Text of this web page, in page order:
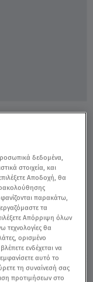
ΤΡΟΧΑΙΟ
δεδομένα,
στοιχεία, και
Αποδοχή, θα
παρακάτω,
τα
Απόρριψη όλων
τεχνολογίες θα
ορισμένο
ενδέχεται να
αυτό το
τη συναίνεσή σας
προτιμήσεων στο